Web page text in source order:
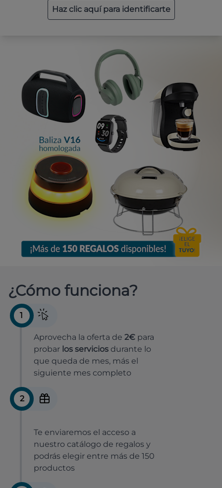
Haz clic aquí para identificarte
¿Cómo funciona?
1
Aprovecha la oferta de 2€ para
probar los servicios durante lo
que queda de mes, más el
siguiente mes completo
2
Te enviaremos el acceso a
nuestro catálogo de regalos y
podrás elegir entre más de 150
productos